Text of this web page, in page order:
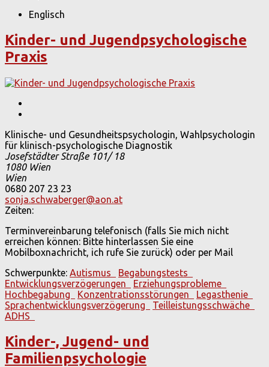
Englisch
Kinder- und Jugendpsychologische
Praxis
Klinische- und Gesundheitspsychologin, Wahlpsychologin
für klinisch-psychologische Diagnostik
Josefstädter Straße 101/ 18
1080Wien
Wien
0680 207 23 23
sonja.schwaberger@aon.at
Zeiten:
Terminvereinbarung telefonisch (falls Sie mich nicht
erreichen können: Bitte hinterlassen Sie eine
Mobilboxnachricht, ich rufe Sie zurück) oder per Mail
Schwerpunkte: Autismus
Begabungstests
Entwicklungsverzögerungen
Erziehungsprobleme
Hochbegabung
Konzentrationsstörungen
Legasthenie
Sprachentwicklungsverzögerung
Teilleistungsschwäche
ADHS
Kinder-, Jugend- und
Familienpsychologie